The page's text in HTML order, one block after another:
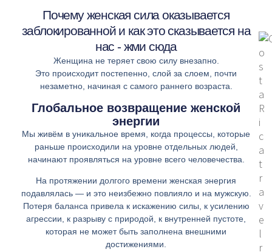
Почему женская сила оказывается
заблокированной и как это сказывается на
нас - жми сюда
Женщина не теряет свою силу внезапно.
Это происходит постепенно, слой за слоем, почти
незаметно, начиная с самого раннего возраста.
Глобальное возвращение женской
энергии
Мы живём в уникальное время, когда процессы, которые
раньше происходили на уровне отдельных людей,
начинают проявляться на уровне всего человечества.
На протяжении долгого времени женская энергия
подавлялась — и это неизбежно повлияло и на мужскую.
Потеря баланса привела к искажению силы, к усилению
агрессии, к разрыву с природой, к внутренней пустоте,
которая не может быть заполнена внешними
достижениями.